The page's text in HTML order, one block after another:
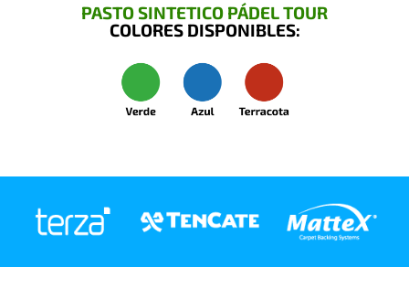
PASTO SINTETICO PÁDEL TOUR
COLORES DISPONIBLES: